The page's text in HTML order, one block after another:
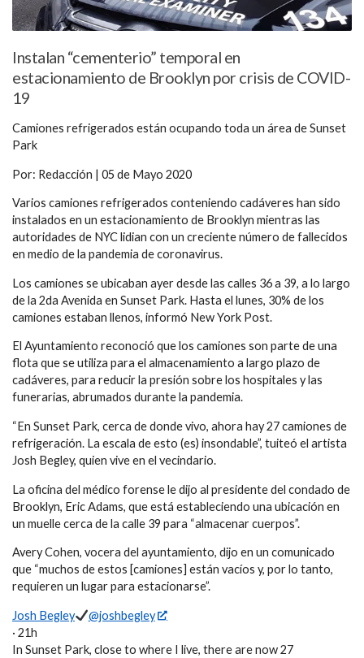
Instalan “cementerio” temporal en
estacionamiento de Brooklyn por crisis de COVID-
19
Camiones refrigerados están ocupando toda un área de Sunset
Park
Por: Redacción | 05 de Mayo 2020
Varios camiones refrigerados conteniendo cadáveres han sido
instalados en un estacionamiento de Brooklyn mientras las
autoridades de NYC lidian con un creciente número de fallecidos
en medio de la pandemia de coronavirus.
Los camiones se ubicaban ayer desde las calles 36 a 39, a lo largo
de la 2da Avenida en Sunset Park. Hasta el lunes, 30% de los
camiones estaban llenos, informó New York Post.
El Ayuntamiento reconoció que los camiones son parte de una
flota que se utiliza para el almacenamiento a largo plazo de
cadáveres, para reducir la presión sobre los hospitales y las
funerarias, abrumados durante la pandemia.
“En Sunset Park, cerca de donde vivo, ahora hay 27 camiones de
refrigeración. La escala de esto (es) insondable”, tuiteó el artista
Josh Begley, quien vive en el vecindario.
La oficina del médico forense le dijo al presidente del condado de
Brooklyn, Eric Adams, que está estableciendo una ubicación en
un muelle cerca de la calle 39 para “almacenar cuerpos”.
Avery Cohen, vocera del ayuntamiento, dijo en un comunicado
que “muchos de estos [camiones] están vacíos y, por lo tanto,
requieren un lugar para estacionarse”.
Josh Begley
@joshbegley
· 21h
In Sunset Park, close to where I live, there are now 27